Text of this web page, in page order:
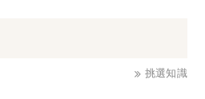
挑選知識